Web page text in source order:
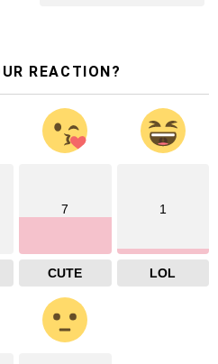
REACTION?
7
CUTE
1
LOL